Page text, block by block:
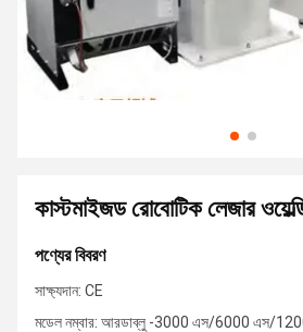
কাস্টমাইজড রোবোটিক লেজার
পণ্যের বিবরণ
সাক্ষ্যদান: CE
মডেল নম্বার: আরডাব্লু -3000 এস/6000 এস/